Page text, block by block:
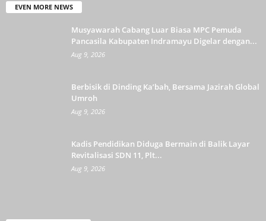
EVEN MORE NEWS
Musyawarah Cabang Luar Biasa MPC Pemuda
Pancasila Kabupaten Indramayu Digelar dengan...
Aug 9, 2026
Berbisik di Dinding Ka’bah, Bersama Jazirah Global
Umroh
Aug 9, 2026
Kadis Pendidikan Diduga Bermain di Balik Layar
Revitalisasi SDN 11, Plt...
Aug 9, 2026